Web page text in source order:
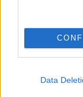
Data